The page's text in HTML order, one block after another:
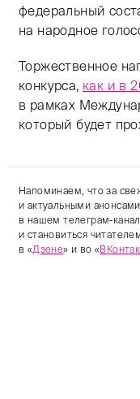
федеральный
на народное
Торжественное
конкурса, как и в
в рамках
который будет
Напоминаем, что за
и актуальными
в нашем телеграм-
и становиться
в «Дзене» и во «